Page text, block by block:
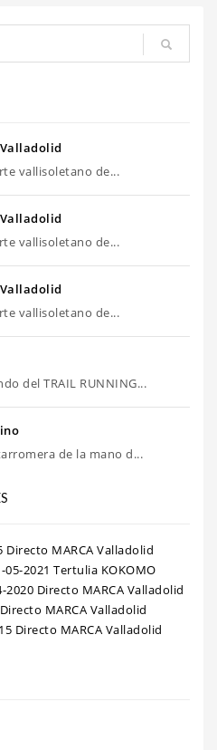
Valladolid
vallisoletano de...
Valladolid
vallisoletano de...
Valladolid
vallisoletano de...
del TRAIL RUNNING...
de la mano d...
Directo MARCA Valladolid
05-2021 Tertulia KOKOMO
2020 Directo MARCA Valladolid
MARCA Valladolid
Directo MARCA Valladolid